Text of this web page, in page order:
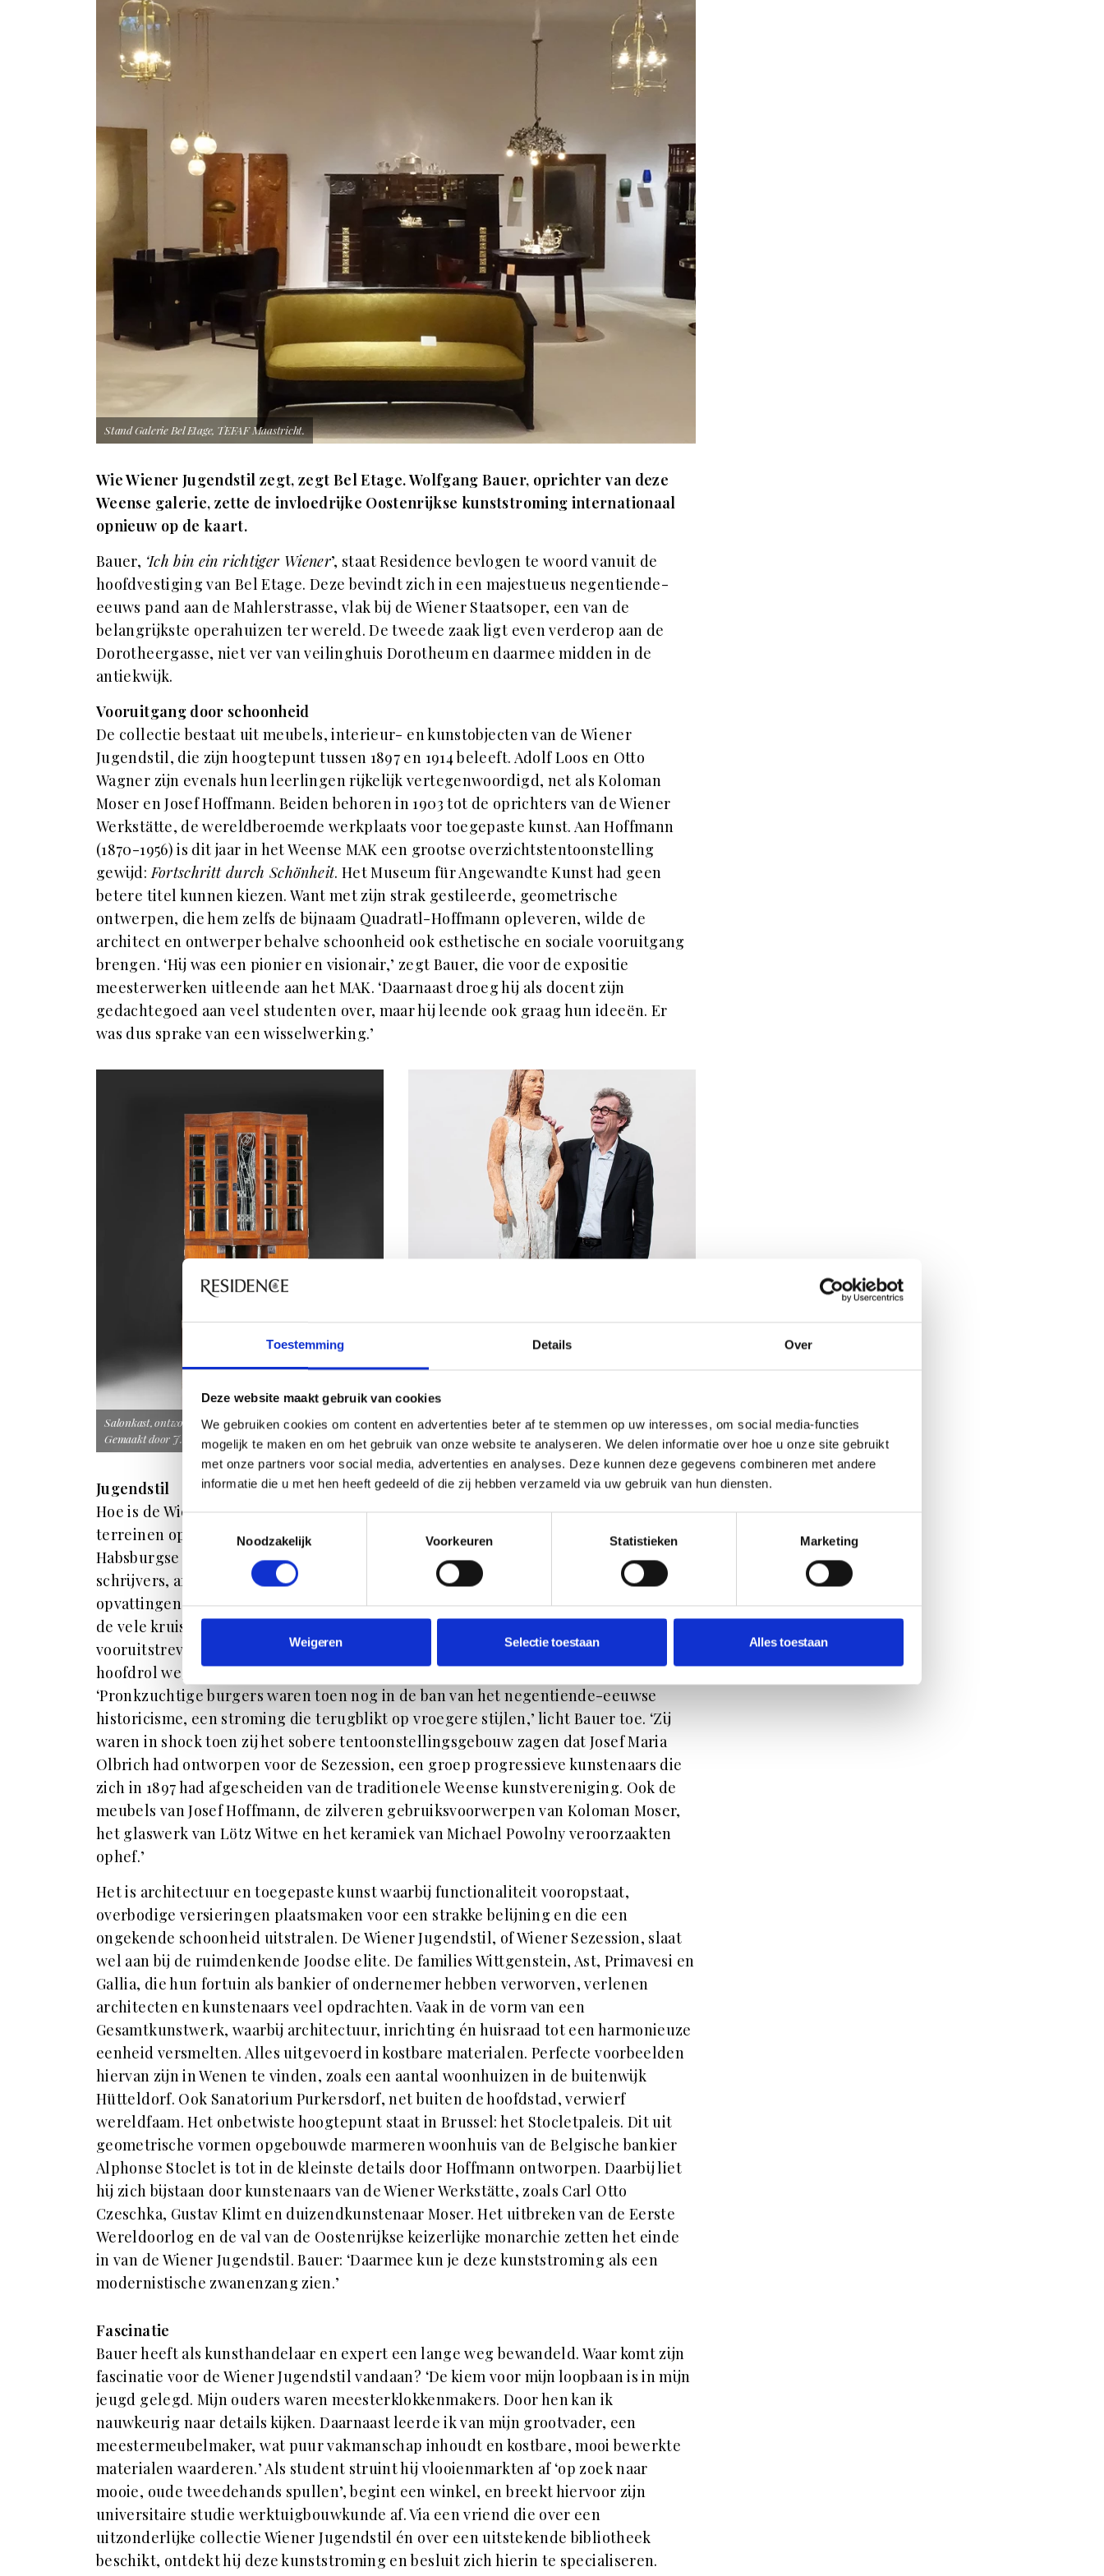
Toestemming Details Over
Deze website maakt gebruik van cookies
We gebruiken cookies om content en advertenties beter af te stemmen op uw interesses, om social media-functies
mogelijk te maken en om het gebruik van onze website te analyseren. We delen informatie over hoe u onze site gebruikt
met onze partners voor social media, advertenties en analyses. Deze kunnen deze gegevens combineren met andere
informatie die u met hen heeft gedeeld of die zij hebben verzameld via uw gebruik van hun diensten.
Noodzakelijk
Voorkeuren Statistieken Marketing
Weigeren Selectie toestaan Alles toestaan
Stand Galerie Bel Etage, TEFAF Maastricht.
Wie Wiener Jugendstil zegt, zegt Bel Etage. Wolfgang Bauer, oprichter van deze
Weense galerie, zette de invloedrijke Oostenrijkse kunststroming internationaal
opnieuw op de kaart.
Bauer, ‘Ich bin ein richtiger Wiener’, staat Residence bevlogen te woord vanuit de
hoofdvestiging van Bel Etage. Deze bevindt zich in een majestueus negentiende-
eeuws pand aan de Mahlerstrasse, vlak bij de Wiener Staatsoper, een van de
belangrijkste operahuizen ter wereld. De tweede zaak ligt even verderop aan de
Dorotheergasse, niet ver van veilinghuis Dorotheum en daarmee midden in de
antiekwijk.
Vooruitgang door schoonheid
De collectie bestaat uit meubels, interieur- en kunstobjecten van de Wiener
Jugendstil, die zijn hoogtepunt tussen 1897 en 1914 beleeft. Adolf Loos en Otto
Wagner zijn evenals hun leerlingen rijkelijk vertegenwoordigd, net als Koloman
Moser en Josef Hoffmann. Beiden behoren in 1903 tot de oprichters van de Wiener
Werkstätte, de wereldberoemde werkplaats voor toegepaste kunst. Aan Hoffmann
(1870-1956) is dit jaar in het Weense MAK een grootse overzichtstentoonstelling
gewijd: Fortschritt durch Schönheit. Het Museum für Angewandte Kunst had geen
betere titel kunnen kiezen. Want met zijn strak gestileerde, geometrische
ontwerpen, die hem zelfs de bijnaam Quadratl-Hoffmann opleveren, wilde de
architect en ontwerper behalve schoonheid ook esthetische en sociale vooruitgang
brengen. ‘Hij was een pionier en visionair,’ zegt Bauer, die voor de expositie
meesterwerken uitleende aan het MAK. ‘Daarnaast droeg hij als docent zijn
gedachtegoed aan veel studenten over, maar hij leende ook graag hun ideeën. Er
was dus sprake van een wisselwerking.’
Salonkast, ontworpen door Koloman Moser, Wenen, 1901.
Gemaakt door J. W. Müller of Wenzel Hollmann, Wenen.
Kunsthandelaar Wolfgang Bauer, eigenaar van Galerie Bel
Etage in Wenen, naast een houten sculptuur van Stephan
Balkenhol.
Jugendstil
Hoe is de Wiener Jugendstil eigenlijk ontstaan? Rond 1900 raakt Europa op tal van
terreinen op drift. Dat geldt ook voor Oostenrijk. Terwijl de macht van het Grote
Habsburgse Rijk scheuren begint te vertonen, ontwikkelen Weense wetenschappers,
schrijvers, architecten, componisten en beeldend kunstenaars allerlei moderne
opvattingen en ideeën. Joodse intellectuelen zijn hierbij van grote betekenis. Door
de vele kruisbestuivingen groeit Wenen al snel uit tot een van de meest
vooruitstrevende cultuurcentra in de Europese kunstgeschiedenis. Daarbij is een
hoofdrol weggelegd voor de Wiener Jugendstil. Dat gaat niet zonder slag of stoot.
‘Pronkzuchtige burgers waren toen nog in de ban van het negentiende-eeuwse
historicisme, een stroming die terugblikt op vroegere stijlen,’ licht Bauer toe. ‘Zij
waren in shock toen zij het sobere tentoonstellingsgebouw zagen dat Josef Maria
Olbrich had ontworpen voor de Sezession, een groep progressieve kunstenaars die
zich in 1897 had afgescheiden van de traditionele Weense kunstvereniging. Ook de
meubels van Josef Hoffmann, de zilveren gebruiksvoorwerpen van Koloman Moser,
het glaswerk van Lötz Witwe en het keramiek van Michael Powolny veroorzaakten
ophef.’
Het is architectuur en toegepaste kunst waarbij functionaliteit vooropstaat,
overbodige versieringen plaatsmaken voor een strakke belijning en die een
ongekende schoonheid uitstralen. De Wiener Jugendstil, of Wiener Sezession, slaat
wel aan bij de ruimdenkende Joodse elite. De families Wittgenstein, Ast, Primavesi en
Gallia, die hun fortuin als bankier of ondernemer hebben verworven, verlenen
architecten en kunstenaars veel opdrachten. Vaak in de vorm van een
Gesamtkunstwerk, waarbij architectuur, inrichting én huisraad tot een harmonieuze
eenheid versmelten. Alles uitgevoerd in kostbare materialen. Perfecte voorbeelden
hiervan zijn in Wenen te vinden, zoals een aantal woonhuizen in de buitenwijk
Hütteldorf. Ook Sanatorium Purkersdorf, net buiten de hoofdstad, verwierf
wereldfaam. Het onbetwiste hoogtepunt staat in Brussel: het Stocletpaleis. Dit uit
geometrische vormen opgebouwde marmeren woonhuis van de Belgische bankier
Alphonse Stoclet is tot in de kleinste details door Hoffmann ontworpen. Daarbij liet
hij zich bijstaan door kunstenaars van de Wiener Werkstätte, zoals Carl Otto
Czeschka, Gustav Klimt en duizendkunstenaar Moser. Het uitbreken van de Eerste
Wereldoorlog en de val van de Oostenrijkse keizerlijke monarchie zetten het einde
in van de Wiener Jugendstil. Bauer: ‘Daarmee kun je deze kunststroming als een
modernistische zwanenzang zien.’
Fascinatie
Bauer heeft als kunsthandelaar en expert een lange weg bewandeld. Waar komt zijn
fascinatie voor de Wiener Jugendstil vandaan? ‘De kiem voor mijn loopbaan is in mijn
jeugd gelegd. Mijn ouders waren meesterklokkenmakers. Door hen kan ik
nauwkeurig naar details kijken. Daarnaast leerde ik van mijn grootvader, een
meestermeubelmaker, wat puur vakmanschap inhoudt en kostbare, mooi bewerkte
materialen waarderen.’ Als student struint hij vlooienmarkten af ‘op zoek naar
mooie, oude tweedehands spullen’, begint een winkel, en breekt hiervoor zijn
universitaire studie werktuigbouwkunde af. Via een vriend die over een
uitzonderlijke collectie Wiener Jugendstil én over een uitstekende bibliotheek
beschikt, ontdekt hij deze kunststroming en besluit zich hierin te specialiseren.